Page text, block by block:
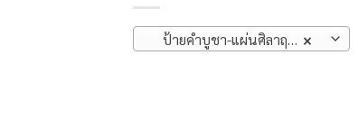
×
ป้ายคำบูชา-แผ่นศิลาฤกษ์